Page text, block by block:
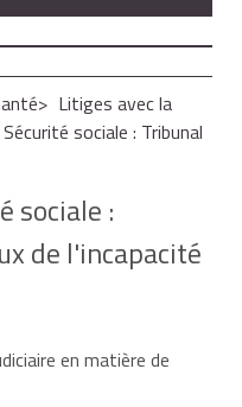
Litiges avec la
sociale : Tribunal
sociale :
de l'incapacité
en matière de